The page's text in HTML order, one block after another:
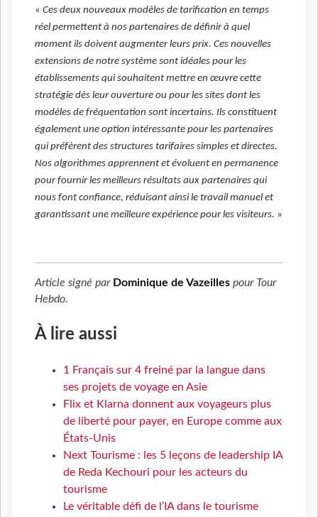
« Ces deux nouveaux modèles de tarification en temps
réel permettent à nos partenaires de définir à quel
moment ils doivent augmenter leurs prix. Ces nouvelles
extensions de notre système sont idéales pour les
établissements qui souhaitent mettre en œuvre cette
stratégie dès leur ouverture ou pour les sites dont les
modèles de fréquentation sont incertains. Ils constituent
également une option intéressante pour les partenaires
qui préfèrent des structures tarifaires simples et directes.
Nos algorithmes apprennent et évoluent en permanence
pour fournir les meilleurs résultats aux partenaires qui
nous font confiance, réduisant ainsi le travail manuel et
garantissant une meilleure expérience pour les visiteurs. »
Article signé par Dominique de Vazeilles pour Tour
Hebdo.
À lire aussi
1 Français sur 4 freiné par la langue dans
ses projets de voyage en Asie
Flix et Klarna donnent aux voyageurs plus
de liberté pour payer, en Europe comme aux
États-Unis
Next Tourisme : les 5 leçons de leadership IA
de Reda Kechouri pour les acteurs du
tourisme
Le véritable défi de l’IA dans le tourisme